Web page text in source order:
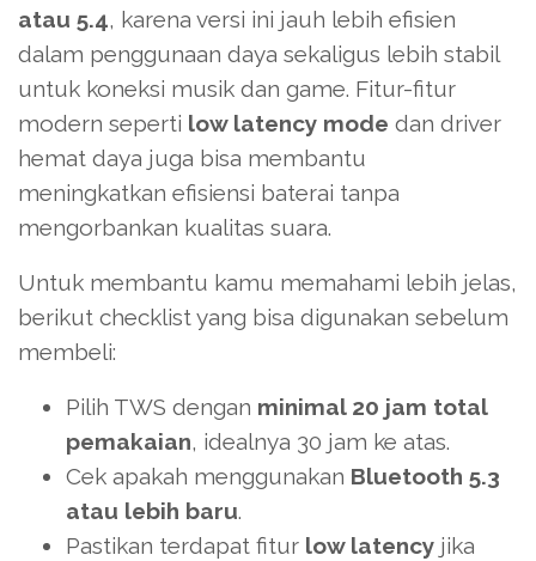
atau 5.4, karena versi ini jauh lebih efisien
dalam penggunaan daya sekaligus lebih stabil
untuk koneksi musik dan game. Fitur-fitur
modern seperti low latency mode dan driver
hemat daya juga bisa membantu
meningkatkan efisiensi baterai tanpa
mengorbankan kualitas suara.
Untuk membantu kamu memahami lebih jelas,
berikut checklist yang bisa digunakan sebelum
membeli:
Pilih TWS dengan minimal 20 jam total
pemakaian, idealnya 30 jam ke atas.
Cek apakah menggunakan Bluetooth 5.3
atau lebih baru.
Pastikan terdapat fitur low latency jika